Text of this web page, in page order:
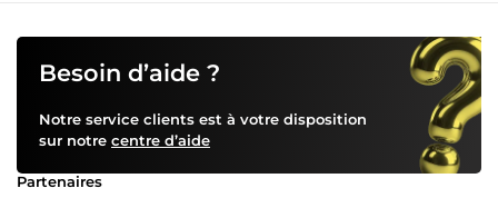
Besoin d’aide ?
Notre service clients est à votre disposition
sur notre centre d’aide
Partenaires